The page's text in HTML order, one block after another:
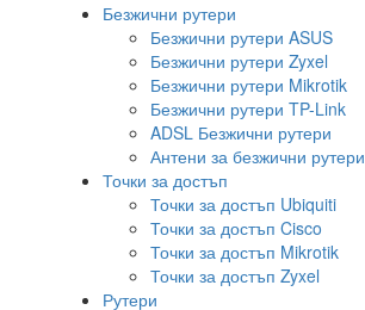
Безжични рутери
Безжични рутери ASUS
Безжични рутери Zyxel
Безжични рутери Mikrotik
Безжични рутери TP-Link
ADSL Безжични рутери
Антени за безжични рутери
Точки за достъп
Точки за достъп Ubiquiti
Точки за достъп Cisco
Точки за достъп Mikrotik
Точки за достъп Zyxel
Рутери